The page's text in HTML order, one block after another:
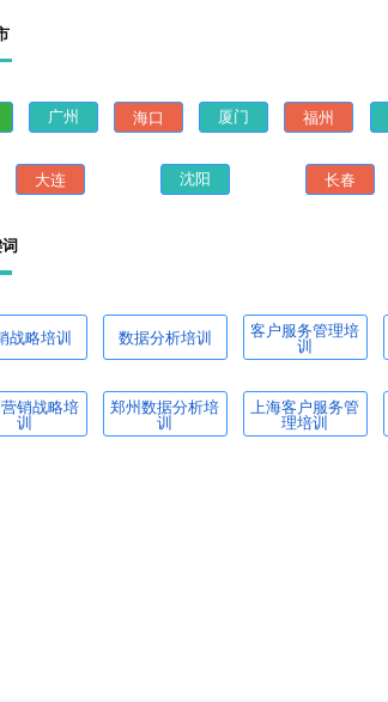
广州 海口 厦门 福州
大连 沈阳 长春
战略培训 数据分析培训 客户服务管理培
训
销战略培
训
郑州数据分析培
训
上海客户服务管
理培训